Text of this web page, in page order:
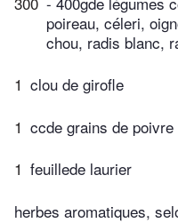
poireau, céleri,
chou, radis blanc,
1 clou de girofle
1 ccde grains de poivre
1 feuillede laurier
herbes aromatiques,